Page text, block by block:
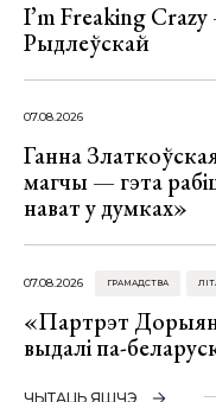
I’m Freaking Crazy
Рыдлеўскай
07.08.2026
Ганна
магчы — гэта
нават у думках»
07.08.2026 ГРАМАДСТВА
«Партрэт
выдалі па-
ЧЫТАЦЬ ЯШЧЭ